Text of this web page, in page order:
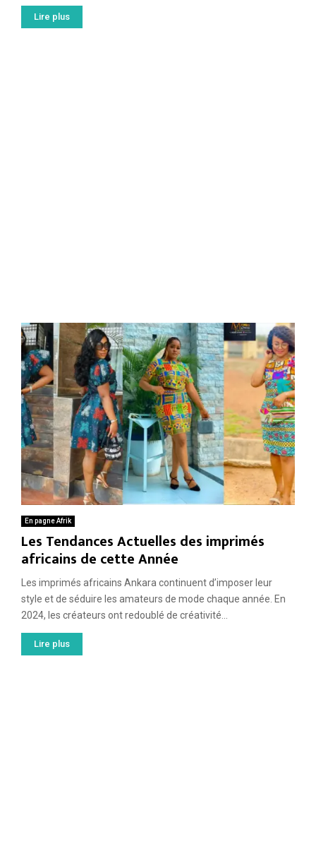
Lire plus
En pagne Afrik
Les Tendances Actuelles des imprimés
africains de cette Année
Les imprimés africains Ankara continuent d’imposer leur
style et de séduire les amateurs de mode chaque année. En
2024, les créateurs ont redoublé de créativité...
Lire plus